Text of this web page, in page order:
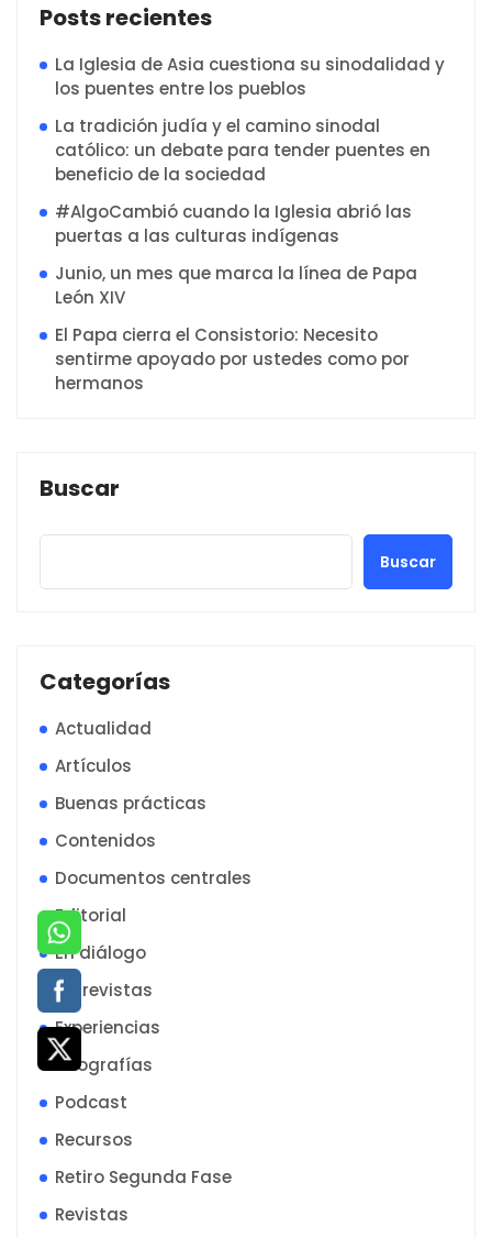
Posts recientes
La Iglesia de Asia cuestiona su sinodalidad y
los puentes entre los pueblos
La tradición judía y el camino sinodal
católico: un debate para tender puentes en
beneficio de la sociedad
#AlgoCambió cuando la Iglesia abrió las
puertas a las culturas indígenas
Junio, un mes que marca la línea de Papa
León XIV
El Papa cierra el Consistorio: Necesito
sentirme apoyado por ustedes como por
hermanos
Buscar
Buscar
Categorías
Actualidad
Artículos
Buenas prácticas
Contenidos
Documentos centrales
Editorial
En diálogo
Entrevistas
Experiencias
infografías
Podcast
Recursos
Retiro Segunda Fase
Revistas